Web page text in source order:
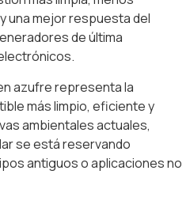
una mejor respuesta del
de última
azufre representa la
más limpio, eficiente y
ambientales actuales,
se está reservando
antiguos o aplicaciones no